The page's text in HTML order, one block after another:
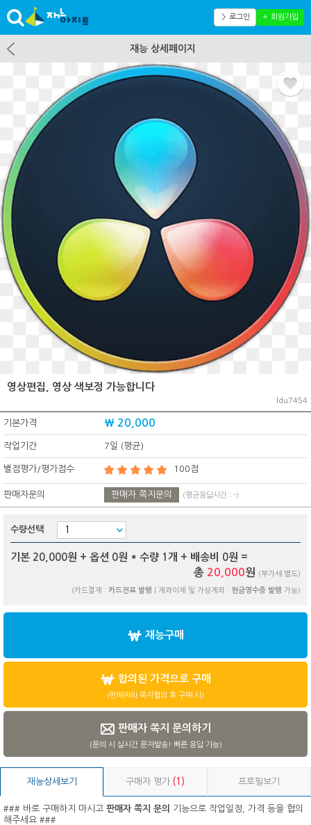
＞ 로그인 ＋ 회원가입
재능 상세페이지
영상편집, 영상 색보정 가능합니다
ldu7454
기본가격 ₩ 20,000
작업기간 7일 (평균)
별점평가/평가점수 100점
판매자문의 판매자 쪽지문의 (평균응답시간 : -)
수량선택
기본 20,000원 + 옵션 0원 * 수량 1 개 + 배송비 0원 =
총 20,000원 (부가세 별도)
(카드결제 : 카드전표 발행 | 계좌이체 및 가상계좌 : 현금영수증 발행 가능)
재능구매
합의된 가격으로 구매
(판매자와 쪽지협의 후 구매 시)
판매자 쪽지 문의하기
(문의 시 실시간 문자발송! 빠른 응답 가능)
재능상세보기 구매자 평가(1) 프로필보기
### 바로 구매하지 마시고 판매자 쪽지 문의
기능으로 작업일정, 가격 등을 협의
해주세요 ###